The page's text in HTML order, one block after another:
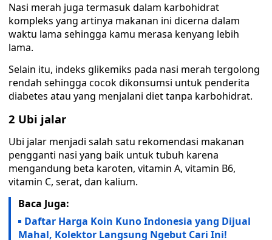
Nasi merah juga termasuk dalam karbohidrat
kompleks yang artinya makanan ini dicerna dalam
waktu lama sehingga kamu merasa kenyang lebih
lama.
Selain itu, indeks glikemiks pada nasi merah tergolong
rendah sehingga cocok dikonsumsi untuk penderita
diabetes atau yang menjalani diet tanpa karbohidrat.
2 Ubi jalar
Ubi jalar menjadi salah satu rekomendasi makanan
pengganti nasi yang baik untuk tubuh karena
mengandung beta karoten, vitamin A, vitamin B6,
vitamin C, serat, dan kalium.
Baca Juga:
Daftar Harga Koin Kuno Indonesia yang Dijual
Mahal, Kolektor Langsung Ngebut Cari Ini!